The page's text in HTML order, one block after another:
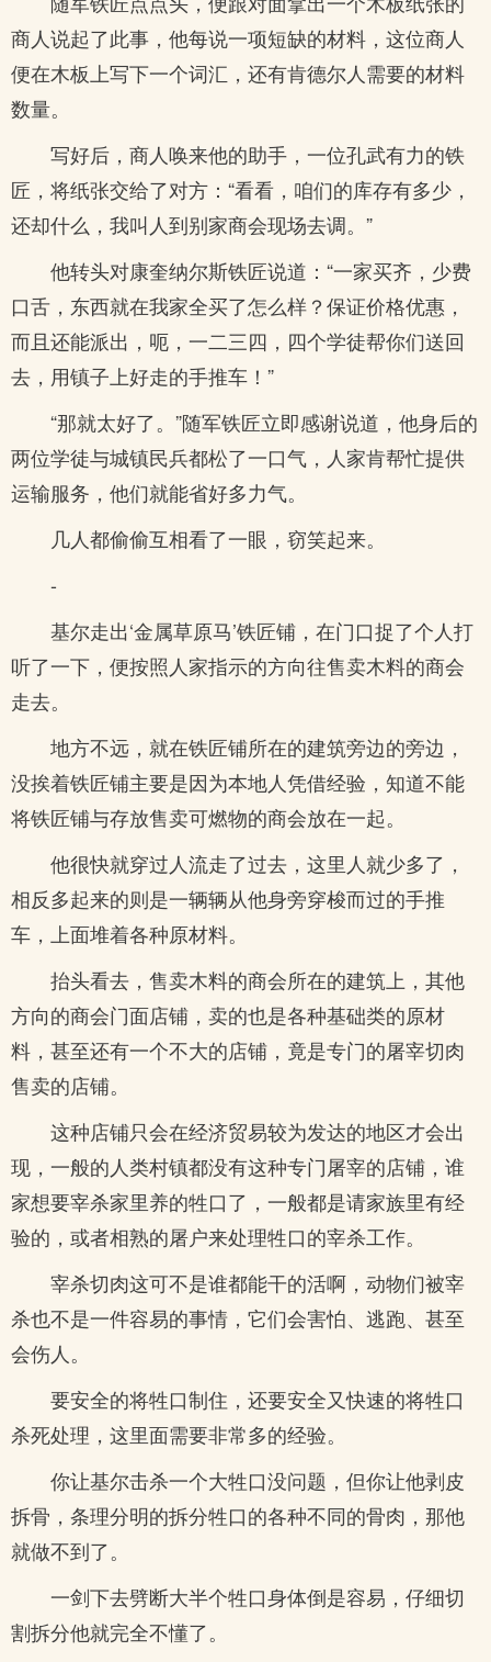
商人说起了此事，他每说一项短缺的材料，这位商人
便在木板上写下一个词汇，还有肯德尔人需要的材料
数量。
写好后，商人唤来他的助手，一位孔武有力的铁
匠，将纸张交给了对方：“看看，咱们的库存有多少，
还却什么，我叫人到别家商会现场去调。”
他转头对康奎纳尔斯铁匠说道：“一家买齐，少费
口舌，东西就在我家全买了怎么样？保证价格优惠，
而且还能派出，呃，一二三四，四个学徒帮你们送回
去，用镇子上好走的手推车！”
“那就太好了。”随军铁匠立即感谢说道，他身后的
两位学徒与城镇民兵都松了一口气，人家肯帮忙提供
运输服务，他们就能省好多力气。
几人都偷偷互相看了一眼，窃笑起来。
-
基尔走出‘金属草原马’铁匠铺，在门口捉了个人打
听了一下，便按照人家指示的方向往售卖木料的商会
走去。
地方不远，就在铁匠铺所在的建筑旁边的旁边，
没挨着铁匠铺主要是因为本地人凭借经验，知道不能
将铁匠铺与存放售卖可燃物的商会放在一起。
他很快就穿过人流走了过去，这里人就少多了，
相反多起来的则是一辆辆从他身旁穿梭而过的手推
车，上面堆着各种原材料。
抬头看去，售卖木料的商会所在的建筑上，其他
方向的商会门面店铺，卖的也是各种基础类的原材
料，甚至还有一个不大的店铺，竟是专门的屠宰切肉
售卖的店铺。
这种店铺只会在经济贸易较为发达的地区才会出
现，一般的人类村镇都没有这种专门屠宰的店铺，谁
家想要宰杀家里养的牲口了，一般都是请家族里有经
验的，或者相熟的屠户来处理牲口的宰杀工作。
宰杀切肉这可不是谁都能干的活啊，动物们被宰
杀也不是一件容易的事情，它们会害怕、逃跑、甚至
会伤人。
要安全的将牲口制住，还要安全又快速的将牲口
杀死处理，这里面需要非常多的经验。
你让基尔击杀一个大牲口没问题，但你让他剥皮
拆骨，条理分明的拆分牲口的各种不同的骨肉，那他
就做不到了。
一剑下去劈断大半个牲口身体倒是容易，仔细切
割拆分他就完全不懂了。